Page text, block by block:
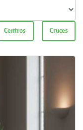
Centros Cruces